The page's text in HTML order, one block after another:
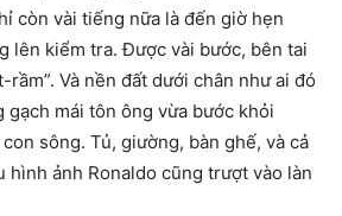
còn vài tiếng nữa là đến giờ hẹn
lên kiểm tra. Được vài bước, bên tai
rầm”. Và nền đất dưới chân như ai đó
gạch mái tôn ông vừa bước khỏi
sông. Tủ, giường, bàn ghế, và cả
hình ảnh Ronaldo cũng trượt vào làn